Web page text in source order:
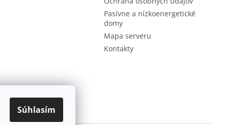
Súhlasím
Pasívne a nízkoenergetické
domy
Mapa serveru
Kontakty